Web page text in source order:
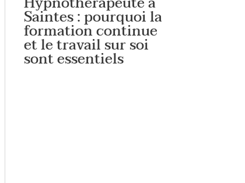
Saintes : pourquoi la
formation continue
et le travail sur soi
sont essentiels